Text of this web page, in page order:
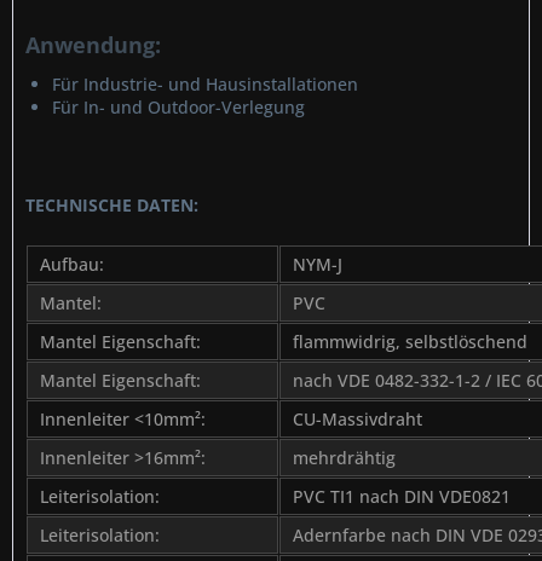
Anwendung:
Für Industrie- und Hausinstallationen
Für In- und Outdoor-Verlegung
TECHNISCHE DATEN:
Aufbau:
NYM-J
Mantel:
PVC
Mantel Eigenschaft:
flammwidrig, selbstlöschend
Mantel Eigenschaft:
nach VDE 0482-332-1-2 / IEC
Innenleiter <10mm²:
CU-Massivdraht
Innenleiter >16mm²:
mehrdrähtig
Leiterisolation:
PVC TI1 nach DIN VDE0821
Leiterisolation:
Adernfarbe nach DIN VDE